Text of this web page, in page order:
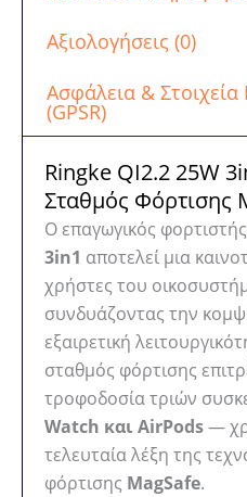
Αξιολογήσεις (0)
Ασφάλεια &
(GPSR)
Ringke QI2.2 25W
Σταθμός Φόρτισης
Ο επαγωγικός φορτιστής
3in1 αποτελεί μια
χρήστες του
συνδυάζοντας την
εξαιρετική
σταθμός φόρτισης
τροφοδοσία τριών
Watch και AirPods—
τελευταία λέξη της
φόρτισης MagSafe.